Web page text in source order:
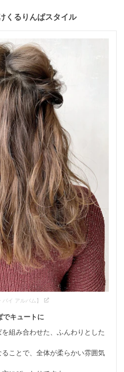
くるりんぱスタイル
イ アルバム】
でキュートに
組み合わせた、ふんわりとした
ことで、全体が柔らかい雰囲気